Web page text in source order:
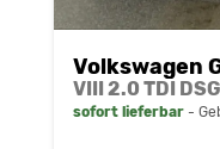
Volkswagen
sofort lieferbar